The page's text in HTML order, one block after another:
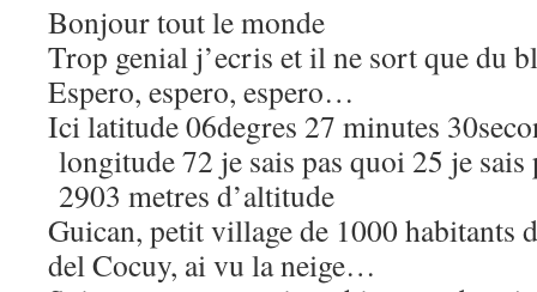
Bonjour tout le monde
Trop genial j’ecris et il ne sort que du
Espero, espero, espero…
Ici latitude 06degres 27 minutes
longitude 72 je sais pas quoi 25 je sais
2903 metres d’altitude
Guican, petit village de 1000 habitants
del Cocuy, ai vu la neige…